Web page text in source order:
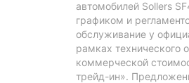
автомобилей Sollers
графиком и
обслуживание у
рамках технического
коммерческой
трейд-ин».